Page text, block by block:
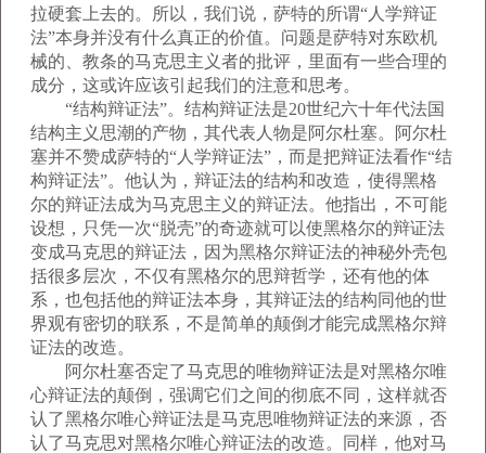
拉硬套上去的。所以，我们说，萨特的所谓“人学辩证
法”本身并没有什么真正的价值。问题是萨特对东欧机
械的、教条的马克思主义者的批评，里面有一些合理的
成分，这或许应该引起我们的注意和思考。
“结构辩证法”。结构辩证法是20世纪六十年代法国
结构主义思潮的产物，其代表人物是阿尔杜塞。阿尔杜
塞并不赞成萨特的“人学辩证法”，而是把辩证法看作“结
构辩证法”。他认为，辩证法的结构和改造，使得黑格
尔的辩证法成为马克思主义的辩证法。他指出，不可能
设想，只凭一次“脱壳”的奇迹就可以使黑格尔的辩证法
变成马克思的辩证法，因为黑格尔辩证法的神秘外壳包
括很多层次，不仅有黑格尔的思辩哲学，还有他的体
系，也包括他的辩证法本身，其辩证法的结构同他的世
界观有密切的联系，不是简单的颠倒才能完成黑格尔辩
证法的改造。
阿尔杜塞否定了马克思的唯物辩证法是对黑格尔唯
心辩证法的颠倒，强调它们之间的彻底不同，这样就否
认了黑格尔唯心辩证法是马克思唯物辩证法的来源，否
认了马克思对黑格尔唯心辩证法的改造。同样，他对马